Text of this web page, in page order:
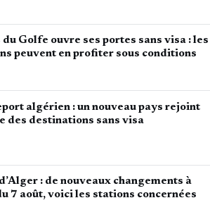
du Golfe ouvre ses portes sans visa : les
peuvent en profiter sous conditions
algérien : un nouveau pays rejoint
des destinations sans visa
: de nouveaux changements à
7 août, voici les stations concernées